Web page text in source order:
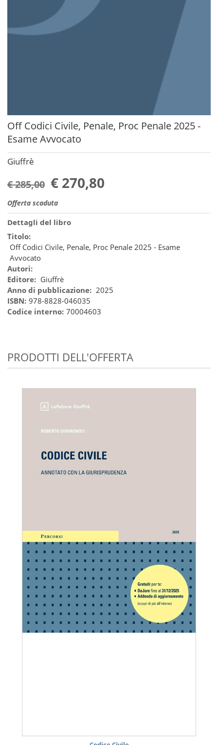
Off Codici Civile, Penale, Proc Penale 2025 -
Esame Avvocato
Giuffrè
€ 285,00 € 270,80
Offerta scaduta
Dettagli del libro
Titolo:
Off Codici Civile, Penale, Proc Penale 2025 - Esame
Avvocato
Autori:
Editore: Giuffrè
Anno di pubblicazione: 2025
ISBN: 978-8828-046035
Codice interno: 70004603
PRODOTTI DELL'OFFERTA